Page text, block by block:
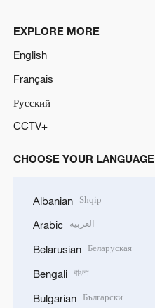
EXPLORE MORE
English
Français
Русский
CCTV+
CHOOSE YOUR LANGUAGE
Albanian Shqip
Arabic العربية
Belarusian Беларуская
Bengali বাংলা
Bulgarian Български